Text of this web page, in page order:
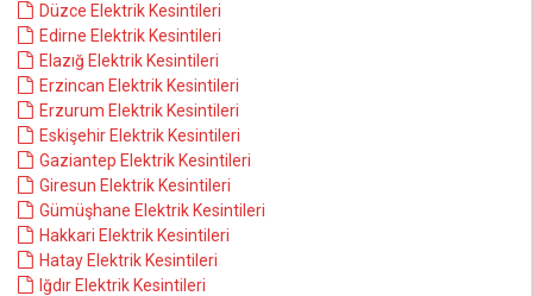
Düzce Elektrik Kesintileri
Edirne Elektrik Kesintileri
Elazığ Elektrik Kesintileri
Erzincan Elektrik Kesintileri
Erzurum Elektrik Kesintileri
Eskişehir Elektrik Kesintileri
Gaziantep Elektrik Kesintileri
Giresun Elektrik Kesintileri
Gümüşhane Elektrik Kesintileri
Hakkari Elektrik Kesintileri
Hatay Elektrik Kesintileri
Iğdır Elektrik Kesintileri